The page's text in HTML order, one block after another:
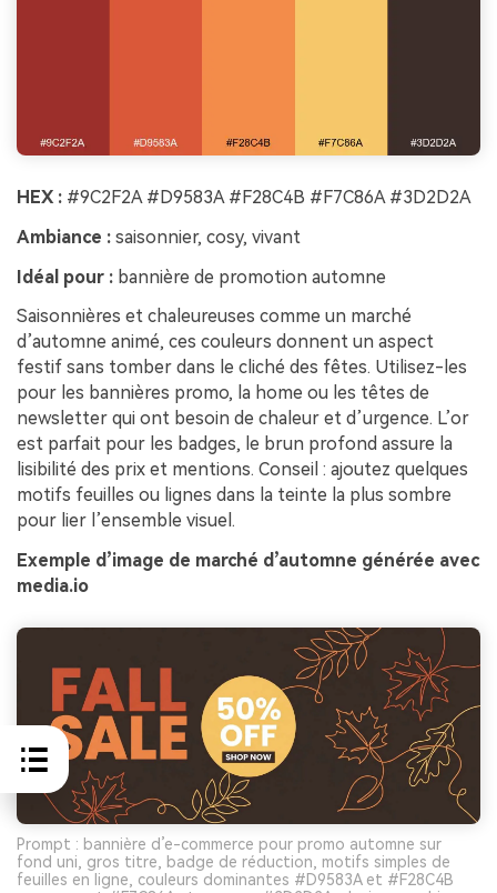
HEX : #9C2F2A #D9583A #F28C4B #F7C86A #3D2D2A
Ambiance : saisonnier, cosy, vivant
Idéal pour : bannière de promotion automne
Saisonnières et chaleureuses comme un marché
d’automne animé, ces couleurs donnent un aspect
festif sans tomber dans le cliché des fêtes. Utilisez-les
pour les bannières promo, la home ou les têtes de
newsletter qui ont besoin de chaleur et d’urgence. L’or
est parfait pour les badges, le brun profond assure la
lisibilité des prix et mentions. Conseil : ajoutez quelques
motifs feuilles ou lignes dans la teinte la plus sombre
pour lier l’ensemble visuel.
Exemple d’image de marché d’automne générée avec
media.io
Prompt : bannière d’e-commerce pour promo automne sur
fond uni, gros titre, badge de réduction, motifs simples de
feuilles en ligne, couleurs dominantes #D9583A et #F28C4B